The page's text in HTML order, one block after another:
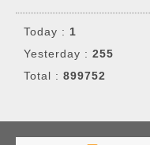
Today : 1
Yesterday : 255
Total : 899752